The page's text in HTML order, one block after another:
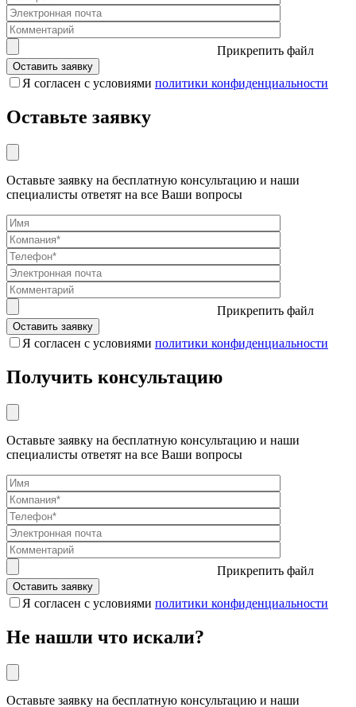
Прикрепить файл
Я согласен с условиями политики конфиденциальности
Оставьте заявку
Оставьте заявку на бесплатную консультацию и наши
специалисты ответят на все Ваши вопросы
Прикрепить файл
Я согласен с условиями политики конфиденциальности
Получить консультацию
Оставьте заявку на бесплатную консультацию и наши
специалисты ответят на все Ваши вопросы
Прикрепить файл
Я согласен с условиями политики конфиденциальности
Не нашли что искали?
Оставьте заявку на бесплатную консультацию и наши